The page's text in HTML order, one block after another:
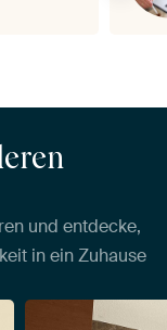
und entdecke,
in ein Zuhause